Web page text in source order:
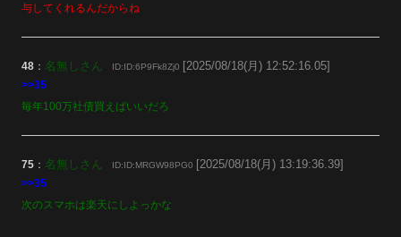
与してくれるんだからね
48 ： 名無しさん ID:ID:6P9Fk8Zj0 [2025/08/18(月) 12:52:16.05]
>>35
毎年100万社債買えばいいだろ
75 ： 名無しさん ID:ID:MRGW98PG0 [2025/08/18(月) 13:19:36.39]
>>35
次のスマホは楽天にしよっかな